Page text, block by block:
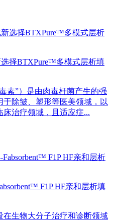
择BTXPure™多模式层析填
素”）是由肉毒杆菌产生的强
除皱、塑形等医美领域，以
床治疗领域，且适应症...
F1P HF亲和层析填
在生物大分子治疗和诊断领域